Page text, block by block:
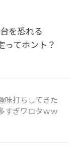
を恐れる
ってホント？
味打ちしてきた
すぎワロタｗｗ